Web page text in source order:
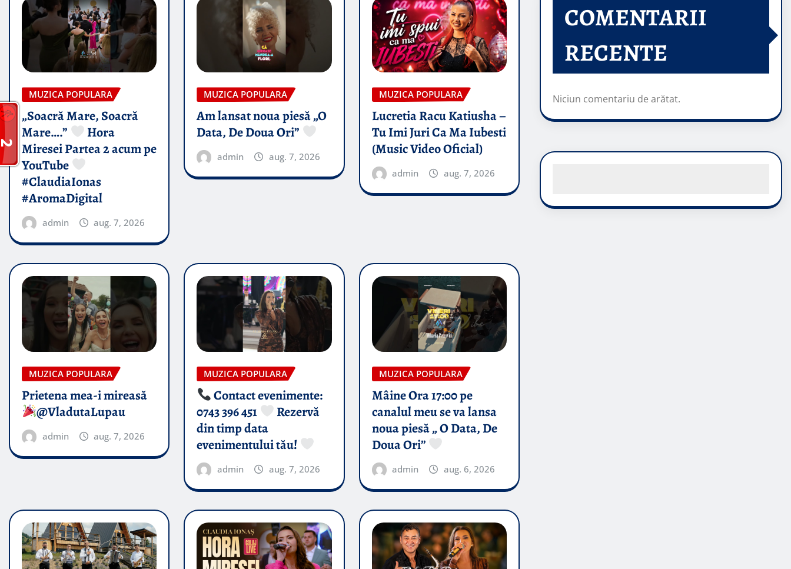
MUZICA POPULARA
„Soacră Mare, Soacră
Mare….”
Hora
Miresei Partea 2 acum pe
YouTube
#ClaudiaIonas
#AromaDigital
admin aug. 7, 2026
MUZICA POPULARA
Am lansat noua piesă „O
Data, De Doua Ori”
admin aug. 7, 2026
MUZICA POPULARA
Lucretia Racu Katiusha –
Tu Imi Juri Ca Ma Iubesti
(Music Video Oficial)
admin aug. 7, 2026
MUZICA POPULARA
Prietena mea-i mireasă​
@VladutaLupau
admin aug. 7, 2026
MUZICA POPULARA
Contact evenimente:
0743 396 451
Rezervă
din timp data
evenimentului tău!
admin aug. 7, 2026
MUZICA POPULARA
Mâine Ora 17:00 pe
canalul meu se va lansa
noua piesă „ O Data, De
Doua Ori”
admin aug. 6, 2026
COMENTARII
RECENTE
Niciun comentariu de arătat.